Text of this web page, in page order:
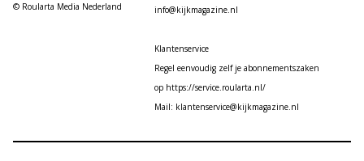
© Roularta Media Nederland
info@kijkmagazine.nl
Klantenservice
Regel eenvoudig zelf je abonnementszaken
op https://service.roularta.nl/
Mail: klantenservice@kijkmagazine.nl